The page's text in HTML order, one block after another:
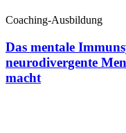
Coaching-Ausbildung
Das mentale
neurodivergente
macht